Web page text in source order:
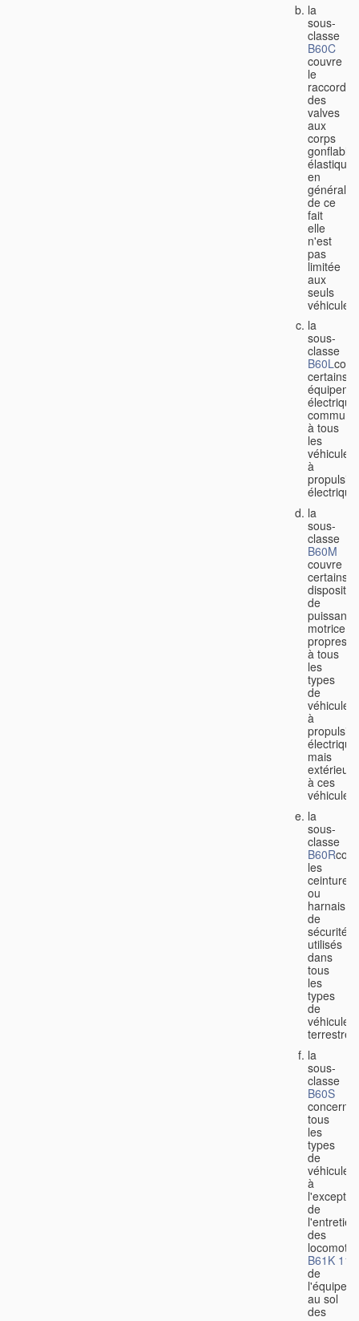
la
sous-
classe
B60C
couvre
le
des
valves
aux
corps
gonflables
élastiques
en
général,
de ce
fait
elle
n'est
pas
limitée
aux
seuls
véhicules;
la
sous-
classe
B60L
certains
communs
à tous
les
véhicules
à
la
sous-
classe
B60M
couvre
certains
dispositifs
de
puissance
motrice
propres
à tous
les
types
de
véhicules
à
mais
extérieurs
à ces
véhicules;
la
sous-
classe
B60R
les
ceintures
ou
harnais
de
sécurité
utilisés
dans
tous
les
types
de
véhicules
terrestres;
la
sous-
classe
B60S
concerne
tous
les
types
de
véhicules,
à
de
l'entretien
des
B61K 11/
de
au sol
des